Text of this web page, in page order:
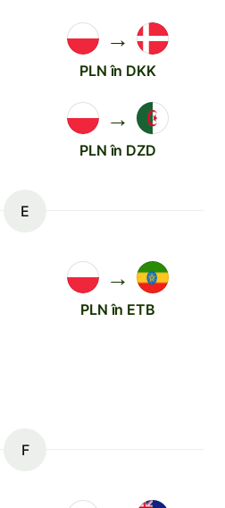
→
PLN în DKK
→
PLN în DZD
E
→
PLN în ETB
F